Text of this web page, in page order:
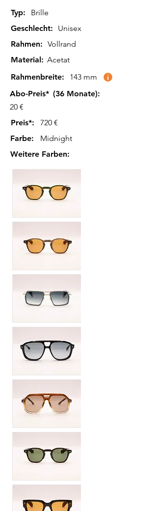
Typ:
Brille
Geschlecht:
Unisex
Rahmen: Vollrand
Material: Acetat
Rahmenbreite:
143 mm
Abo-Preis* (36 Monate):
20 €
Preis*:
720 €
Farbe:
Midnight
Weitere Farben: